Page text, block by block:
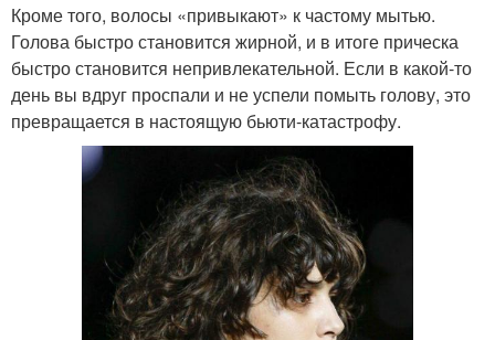
Кроме того, волосы «привыкают» к частому мытью.
Голова быстро становится жирной, и в итоге прическа
быстро становится непривлекательной. Если в какой-то
день вы вдруг проспали и не успели помыть голову, это
превращается в настоящую бьюти-катастрофу.